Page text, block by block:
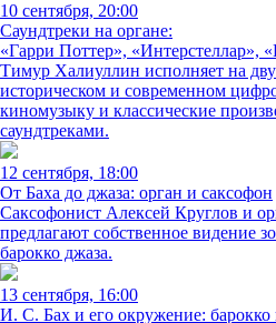
10 сентября, 20:00
Саундтреки на органе:
«Гарри Поттер», «Интерстеллар»,
Тимур Халиуллин исполняет на
историческом и современном
киномузыку и классические
саундтреками.
12 сентября, 18:00
От Баха до джаза: орган и саксофон
Саксофонист Алексей Круглов и
предлагают собственное видение
барокко джаза.
13 сентября, 16:00
И. С. Бах и его окружение: барокко